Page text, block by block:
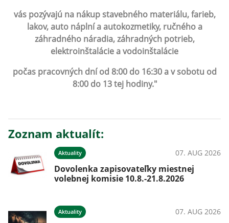
vás pozývajú na nákup stavebného materiálu, farieb,
lakov, auto náplní a autokozmetiky, ručného a
záhradného náradia, záhradných potrieb,
elektroinštalácie a vodoinštalácie
počas pracovných dní od 8:00 do 16:30 a v sobotu od
8:00 do 13 tej hodiny."
Zoznam aktualít:
Aktuality 07. AUG 2026
Dovolenka zapisovateľky miestnej
volebnej komisie 10.8.-21.8.2026
Aktuality 07. AUG 2026